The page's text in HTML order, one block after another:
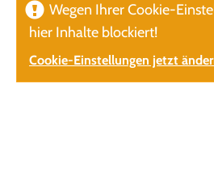
Wegen Ihrer Cookie-
hier Inhalte blockiert!
Cookie-Einstellungen jetzt